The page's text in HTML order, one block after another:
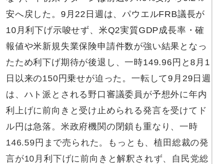
安へ戻した。9月22日週は、パウエルFRB議長が
10月利下げ示唆せず、米Q2実質GDP成長率・確
報値や米新規失業保険申請件数が強い結果となっ
たため利下げ期待が後退し、一時149.96円と8月1
日以来の150円乗せが迫った。一転して9月29日週
は、ハト派とされる野口審議委員が予想外に年内
利上げに前向きと受け止められる発言を受けてド
ル円は急落。米政府機関の閉鎖も重なり、一時
146.59円まで売られた。もっとも、植田総裁の発
言が10月利下げに前向きと解釈されず、自民党総